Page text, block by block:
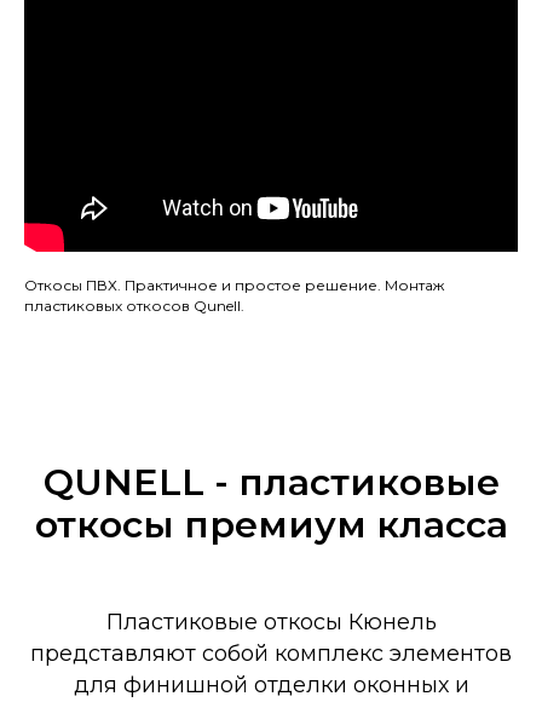
Откосы ПВХ. Практичное и простое решение. Монтаж
пластиковых откосов Qunell.
QUNELL - пластиковые
откосы премиум класса
Пластиковые откосы Кюнель
представляют собой комплекс элементов
для финишной отделки оконных и